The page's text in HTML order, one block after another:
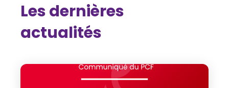
Les dernières
actualités